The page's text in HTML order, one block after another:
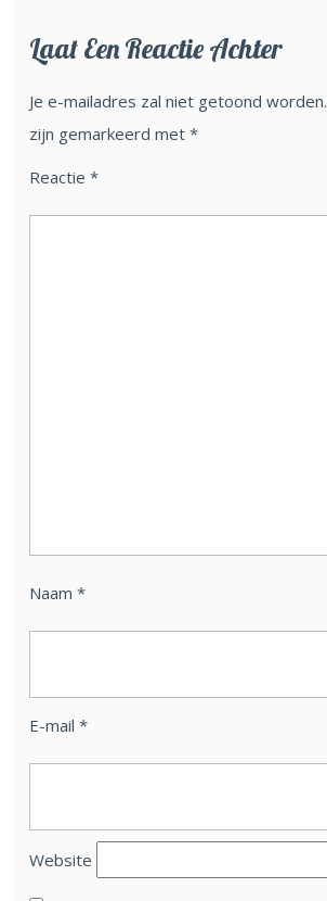
Laat Een Reactie Achter
Je e-mailadres zal niet getoond worden.
zijn gemarkeerd met *
Reactie *
Naam *
E-mail *
Website